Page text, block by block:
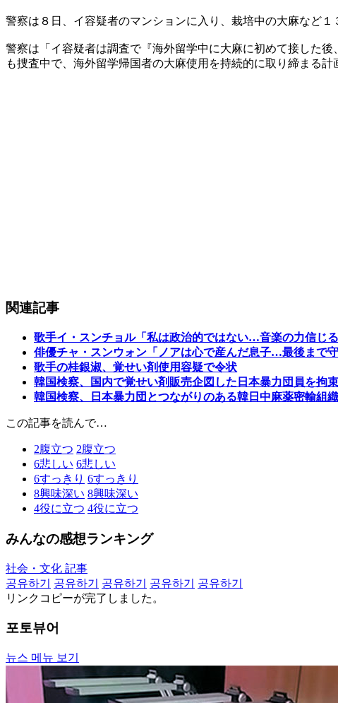
警察は８日、イ容疑者のマンションに入り、栽培中の大麻など
警察は「イ容疑者は調査で『海外留学中に大麻に初めて接した
も捜査中で、海外留学帰国者の大麻使用を持続的に取り締まる計
関連記事
歌手イ・スンチョル「私は政治的ではない…音楽の力信じる
俳優チャ・スンウォン「ノアは心で産んだ息子…最後まで守
歌手の桂銀淑、覚せい剤使用容疑で令状
韓国検察、国内で覚せい剤販売企図した日本暴力団員を拘
韓国検察、日本暴力団とつながりのある韓日中麻薬密輸組
この記事を読んで…
2腹立つ 2腹立つ
6悲しい 6悲しい
6すっきり 6すっきり
8興味深い 8興味深い
4役に立つ 4役に立つ
みんなの感想ランキング
社会・文化 記事
공유하기
공유하기 공유하기 공유하기
공유하기
リンクコピーが完了しました。
포토뷰어
뉴스 메뉴 보기